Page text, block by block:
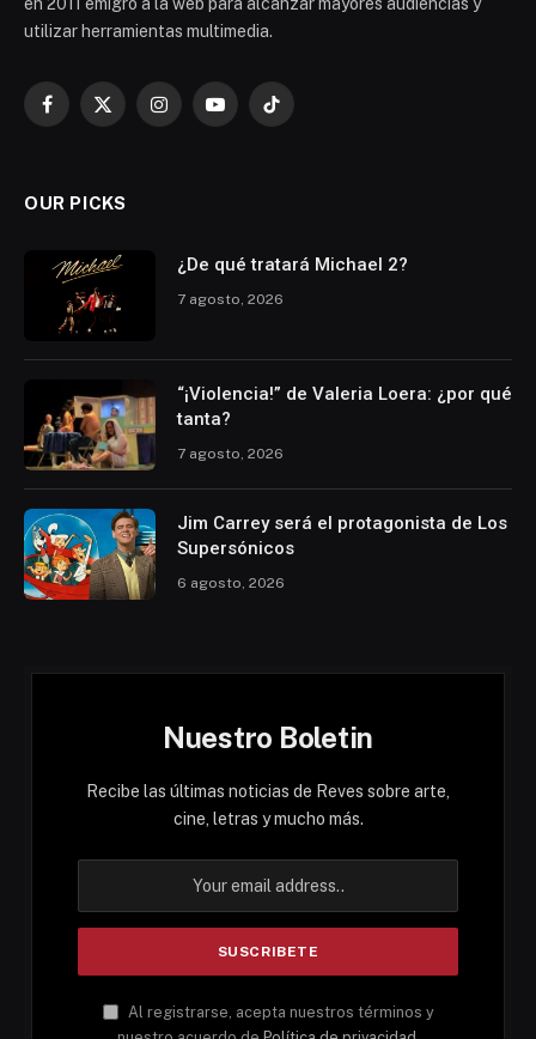
en 2011 emigró a la web para alcanzar mayores audiencias y
utilizar herramientas multimedia.
Facebook
X
InstagramYouTubeTikTok
OUR PICKS
¿De qué tratará Michael 2?
7 agosto, 2026
“¡Violencia!” de Valeria Loera: ¿por qué
tanta?
7 agosto, 2026
Jim Carrey será el protagonista de Los
Supersónicos
6 agosto, 2026
Nuestro Boletin
Recibe las últimas noticias de Reves sobre arte,
cine, letras y mucho más.
Al registrarse, acepta nuestros términos y